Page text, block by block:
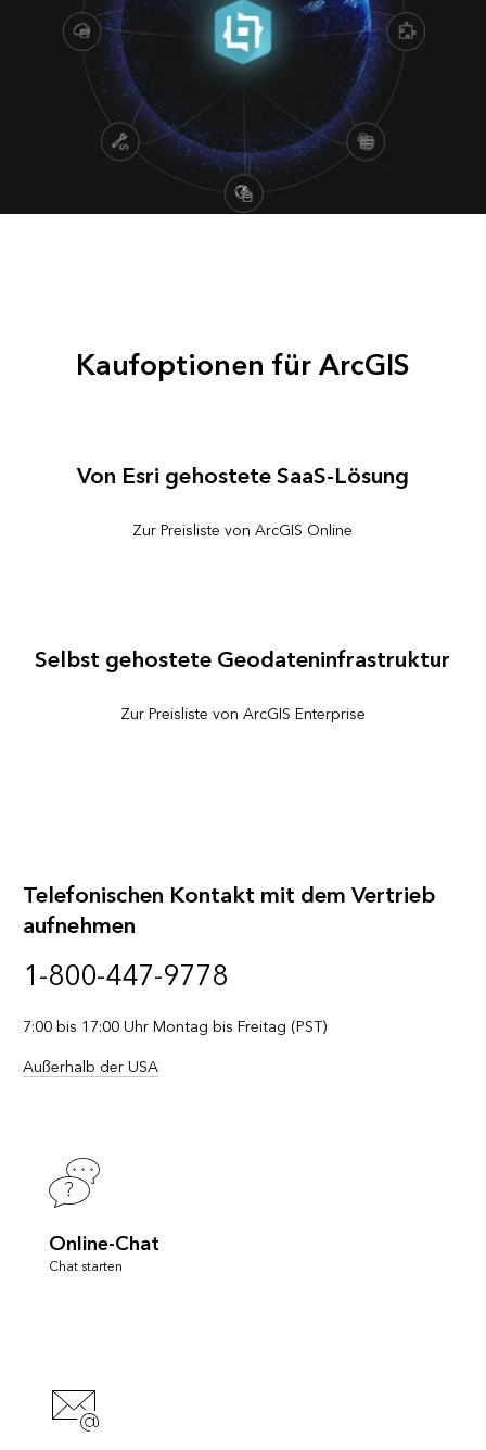
Kaufoptionen für ArcGIS
Von Esri gehostete SaaS-Lösung
Zur Preisliste von ArcGIS Online
Selbst gehostete Geodateninfrastruktur
Zur Preisliste von ArcGIS Enterprise
Telefonischen Kontakt mit dem Vertrieb
aufnehmen
1-800-447-9778
7:00 bis 17:00 Uhr Montag bis Freitag (PST)
Außerhalb der USA
Online-Chat
Chat starten